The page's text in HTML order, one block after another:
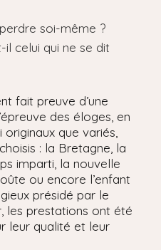
soi-même ?
il celui qui ne se dit
fait preuve d’une
des éloges, en
que variés,
: la Bretagne, la
imparti, la nouvelle
ou encore l’enfant
présidé par le
les prestations ont été
leur qualité et leur